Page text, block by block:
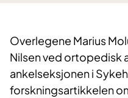
​Overlegene Marius
Nilsen ved ortopedisk
ankelseksjonen i
forskningsartikkelen